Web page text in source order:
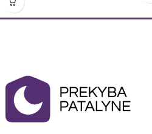
Paklodė 180x225 cm
kokios yra siuvinėtas užrašas.
Audinys 100 % mikropluoštas
Dvipusiai antklodės užvalkalas ir